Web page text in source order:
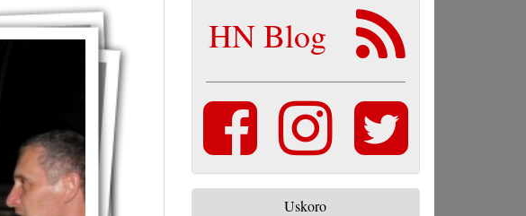
HN Blog
Uskoro